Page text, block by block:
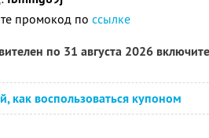
промокод по ссылке
по 31 августа 2026
как воспользоваться купоном